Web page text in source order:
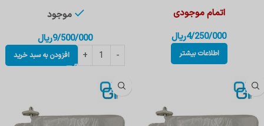
اتمام موجودی
4/250/000ریال
اطلاعات بیشتر
موجود
9/500/000ریال
افزودن به سبد خرید